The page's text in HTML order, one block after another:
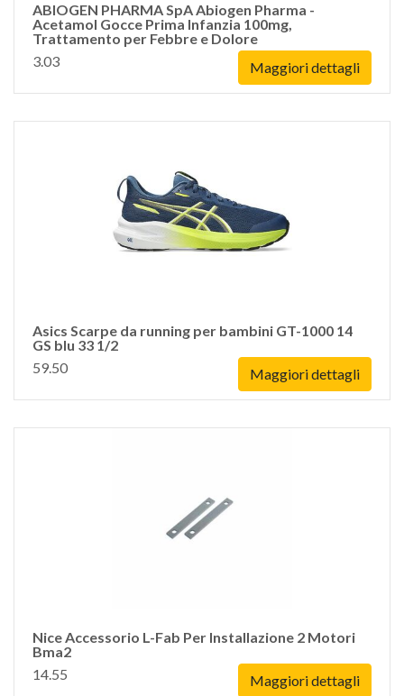
ABIOGEN PHARMA SpA Abiogen Pharma -
Acetamol Gocce Prima Infanzia 100mg,
Trattamento per Febbre e Dolore
3.03
Maggiori dettagli
Asics Scarpe da running per bambini GT-1000 14
GS blu 33 1/2
59.50
Maggiori dettagli
Nice Accessorio L-Fab Per Installazione 2 Motori
Bma2
14.55
Maggiori dettagli